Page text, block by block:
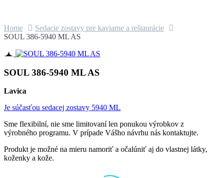
Home
Sedacie zostavy pre kaviarne a reštaurácie
SOUL 386-5940 ML AS
SOUL 386-5940 ML AS
Lavica
Je súčasťou sedacej zostavy 5940 ML
Sme flexibilní, nie sme limitovaní len ponukou výrobkov z
výrobného programu. V prípade Vášho návrhu nás kontaktujte.
Produkt je možné na mieru namoriť a očalúniť aj do vlastnej látky,
koženky a kože.